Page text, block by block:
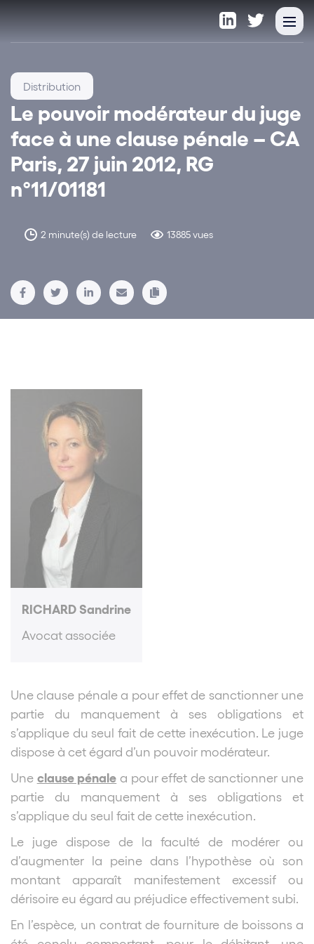
Le pouvoir modérateur du juge
face à une clause pénale – CA
Paris, 27 juin 2012, RG
n°11/01181
2 minute(s) de lecture 13885 vues
Distribution
RICHARD Sandrine
Avocat associée
Une clause pénale a pour effet de sanctionner une
partie du manquement à ses obligations et
s’applique du seul fait de cette inexécution. Le juge
dispose à cet égard d’un pouvoir modérateur.
Une clause pénale a pour effet de sanctionner une
partie du manquement à ses obligations et
s’applique du seul fait de cette inexécution.
Le juge dispose de la faculté de modérer ou
d’augmenter la peine dans l’hypothèse où son
montant apparaît manifestement excessif ou
dérisoire eu égard au préjudice effectivement subi.
En l’espèce, un contrat de fourniture de boissons a